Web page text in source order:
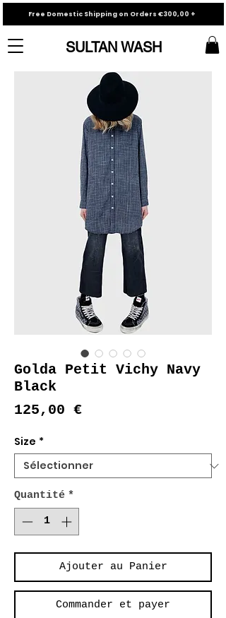
SULTAN WASH
Free Domestic Shipping on Orders €300,00 +
Golda Petit Vichy Navy
Black
125,00 €Prix
Size *
Quantité *
Ajouter au Panier
Commander et payer